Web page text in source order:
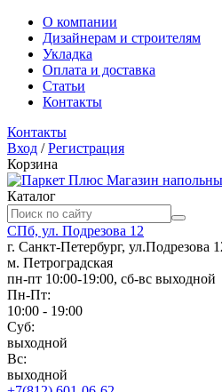
О компании
Дизайнерам и строителям
Укладка
Оплата и доставка
Статьи
Контакты
Контакты
Вход /Регистрация
Корзина
Магазин
Каталог
СПб, ул. Подрезова 12
г. Санкт-Петербург, ул.Подрезова
м. Петроградская
пн-пт 10:00-19:00, сб-вс выходной
Пн-Пт:
10:00 - 19:00
Суб:
выходной
Вс:
выходной